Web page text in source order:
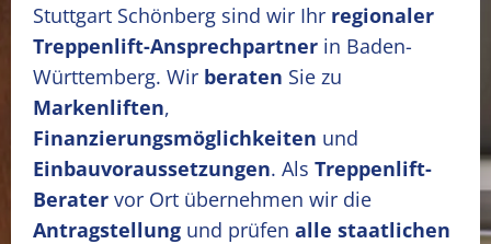
Stuttgart Schönberg sind wir Ihr regionaler
Treppenlift-Ansprechpartner in Baden-
Württemberg. Wir beraten Sie zu
Markenliften,
Finanzierungsmöglichkeiten und
Einbauvoraussetzungen. Als Treppenlift-
Berater vor Ort übernehmen wir die
Antragstellung und prüfen alle staatlichen